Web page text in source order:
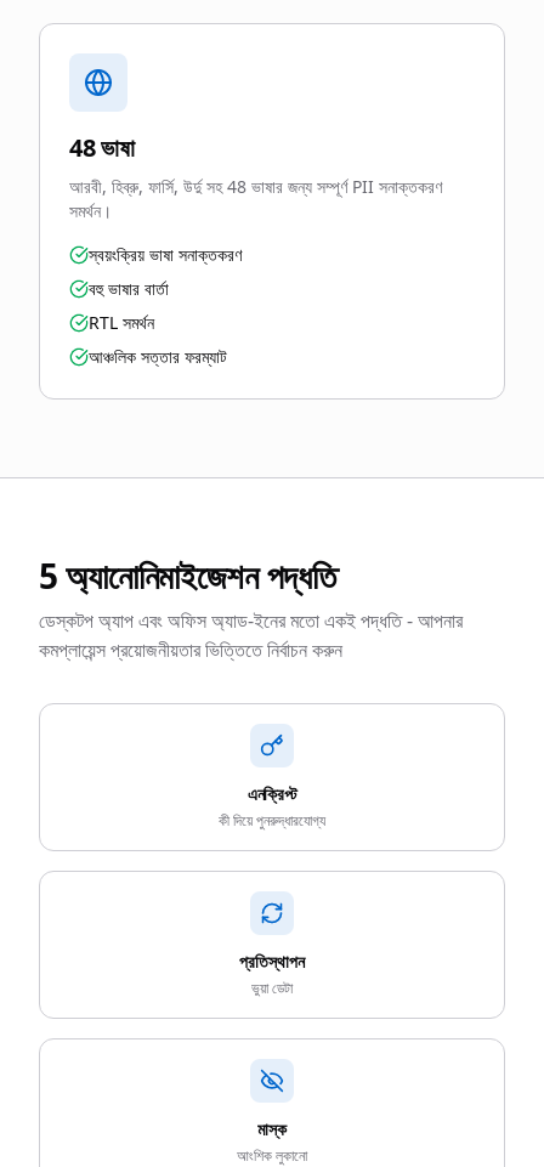
48 ভাষা
আরবী, হিব্রু, ফার্সি, উর্দু সহ 48 ভাষার জন্য সম্পূর্ণ PII সনাক্তকরণ
সমর্থন।
স্বয়ংক্রিয় ভাষা সনাক্তকরণ
বহু ভাষার বার্তা
RTL সমর্থন
আঞ্চলিক সত্তার ফরম্যাট
5 অ্যানোনিমাইজেশন পদ্ধতি
ডেস্কটপ অ্যাপ এবং অফিস অ্যাড-ইনের মতো একই পদ্ধতি - আপনার
কমপ্লায়েন্স প্রয়োজনীয়তার ভিত্তিতে নির্বাচন করুন
এনক্রিপ্ট
কী দিয়ে পুনরুদ্ধারযোগ্য
প্রতিস্থাপন
ভুয়া ডেটা
মাস্ক
আংশিক লুকানো